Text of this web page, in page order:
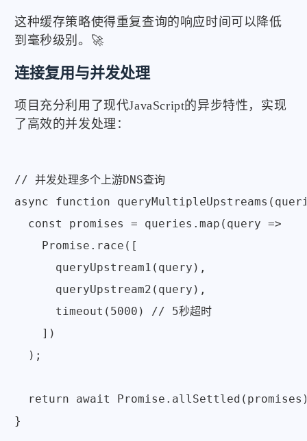
这种缓存策略使得重复查询的响应时间可以降低
到毫秒级别。🚀
连接复用与并发处理
项目充分利用了现代JavaScript的异步特性，实现
了高效的并发处理：
// 并发处理多个上游DNS查询
async function
  const promises = queries.map(query =>
    Promise.race([
      queryUpstream1(query),
      queryUpstream2(query),
      timeout(5000) // 5秒超时
    ])
  );
return await